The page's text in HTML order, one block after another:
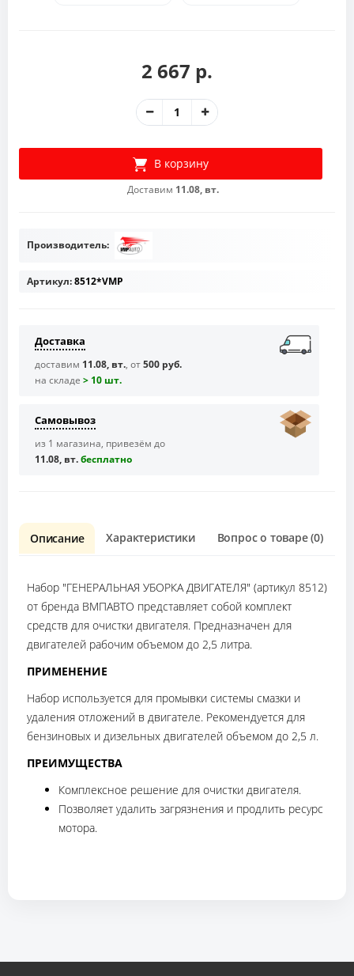
2 667 р.
В корзину
Доставим 11.08, вт.
Производитель:
Артикул:8512*VMP
Доставка
доставим 11.08, вт., от500 руб.
на складе > 10 шт.
Самовывоз
из 1 магазина, привезём до
11.08, вт.бесплaтно
Описание Характеристики Вопрос о товаре (0)
Набор "ГЕНЕРАЛЬНАЯ УБОРКА ДВИГАТЕЛЯ" (артикул 8512)
от бренда ВМПАВТО представляет собой комплект
средств для очистки двигателя. Предназначен для
двигателей рабочим объемом до 2,5 литра.
ПРИМЕНЕНИЕ
Набор используется для промывки системы смазки и
удаления отложений в двигателе. Рекомендуется для
бензиновых и дизельных двигателей объемом до 2,5 л.
ПРЕИМУЩЕСТВА
Комплексное решение для очистки двигателя.
Позволяет удалить загрязнения и продлить ресурс
мотора.